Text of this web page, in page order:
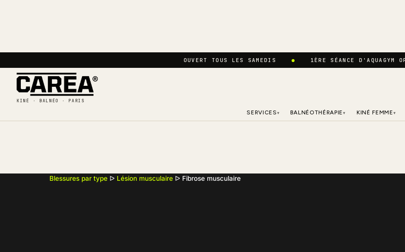
OUVERT TOUS LES SAMEDIS 1ÈRE SÉANCE D'AQUAGYM
KINÉ · BALNÉO · PARIS
SERVICES▾ BALNÉOTHÉRAPIE▾ KINÉ FEMME▾
Blessures par type ᐅ Lésion musculaire ᐅ Fibrose musculaire